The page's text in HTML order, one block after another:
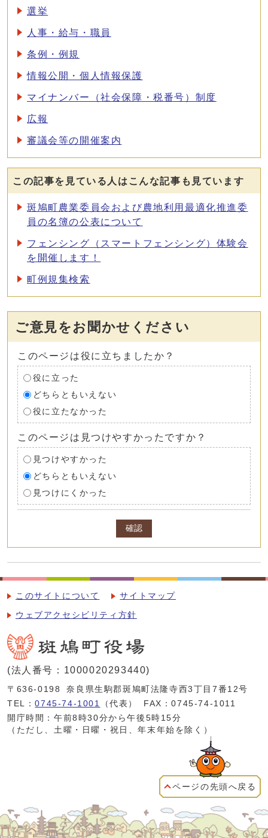
選挙
人事・給与・職員
条例・例規
情報公開・個人情報保護
マイナンバー（社会保障・税番号）制度
広報
審議会等の開催案内
この記事を見ている人はこんな記事も見ています
斑鳩町農業委員会および農地利用最適化推進委
員の名簿の公表について
フェンシング（スマートフェンシング）体験会
を開催します！
町例規集検索
ご意見をお聞かせください
このページは役に立ちましたか？
役に立った
どちらともいえない
役に立たなかった
このページは見つけやすかったですか？
見つけやすかった
どちらともいえない
見つけにくかった
確認
このサイトについて サイトマップ
ウェブアクセシビリティ方針
(法人番号：1000020293440)
〒636-0198
奈良県生駒郡斑鳩町法隆寺西3丁目7番12号
TEL：0745-74-1001 （代表）
FAX：0745-74-1011
開庁時間：午前8時30分から午後5時15分
（ただし、土曜・日曜・祝日、年末年始を除く）
ページの先頭へ戻る